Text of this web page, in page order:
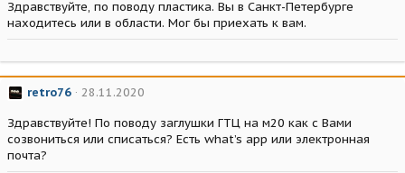
Здравствуйте, по поводу пластика. Вы в Санкт-Петербурге
находитесь или в области. Мог бы приехать к вам.
retro76 28.11.2020
Здравствуйте! По поводу заглушки ГТЦ на м20 как с Вами
созвониться или списаться? Есть what’s app или электронная
почта?